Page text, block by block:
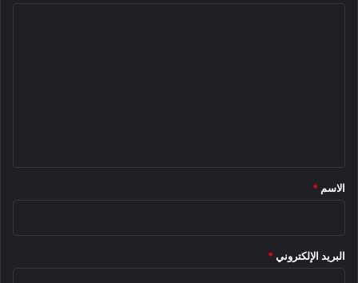
*
الاسم *
البريد الإلكتروني *